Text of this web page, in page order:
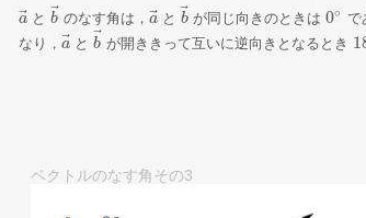
a
a→とb⃗
b →
のなす角は， a⃗
a→
と b
b→が同じ向きのときは0∘
0∘ で
なり， a
a→とb⃗
b →
が開ききって互いに逆向きとなるとき
ベクトルのなす角その3